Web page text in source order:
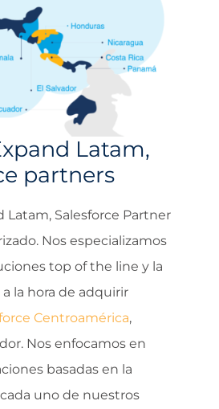
Latam,
partners
Latam, Salesforce Partner
Nos especializamos
top of the line y la
la hora de adquirir
Centroamérica,
Nos enfocamos en
basadas en la
uno de nuestros